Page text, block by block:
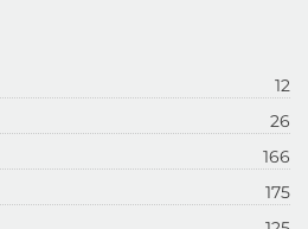
12
26
166
175